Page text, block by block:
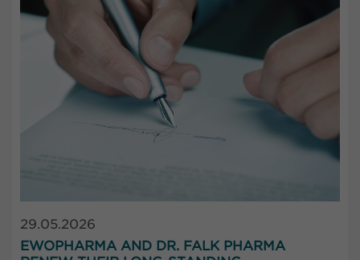
29.05.2026
EWOPHARMA AND DR. FALK PHARMA